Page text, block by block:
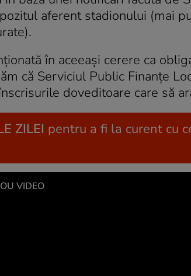
aferent stadionului (mai
în aceeaşi cerere ca
că Serviciul Public Finanţe
doveditoare care să
ZILEI pentru a fi la curent cu
VIDEO